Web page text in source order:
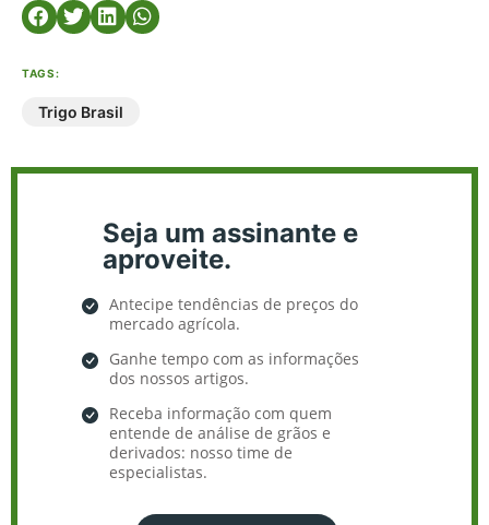
TAGS:
Trigo Brasil
Seja um assinante e
aproveite.
Antecipe tendências de preços do
mercado agrícola.
Ganhe tempo com as informações
dos nossos artigos.
Receba informação com quem
entende de análise de grãos e
derivados: nosso time de
especialistas.